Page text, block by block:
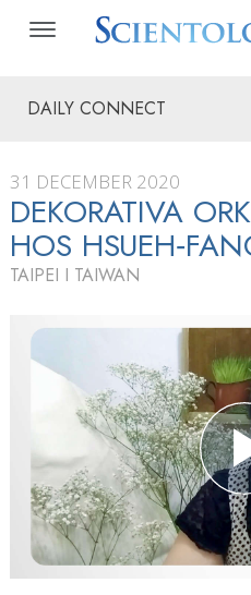
DAILY CONNECT
31 DECEMBER 2020
DEKORATIVA
HOS
TAIPEI I TAIWAN